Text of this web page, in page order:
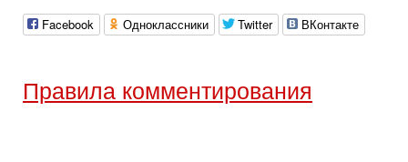
Facebook Одноклассники Twitter ВКонтакте
Правила комментирования